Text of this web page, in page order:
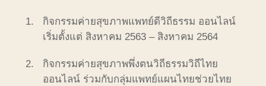
กิจกรรมค่ายสุขภาพแพทย์ดีวิถีธรรม ออนไลน์
เริ่มตั้งแต่ สิงหาคม 2563 – สิงหาคม 2564
กิจกรรมค่ายสุขภาพพึ่งตนวิถีธรรมวิถีไทย
ออนไลน์ ร่วมกับกลุ่มแพทย์แผนไทยช่วยไทย